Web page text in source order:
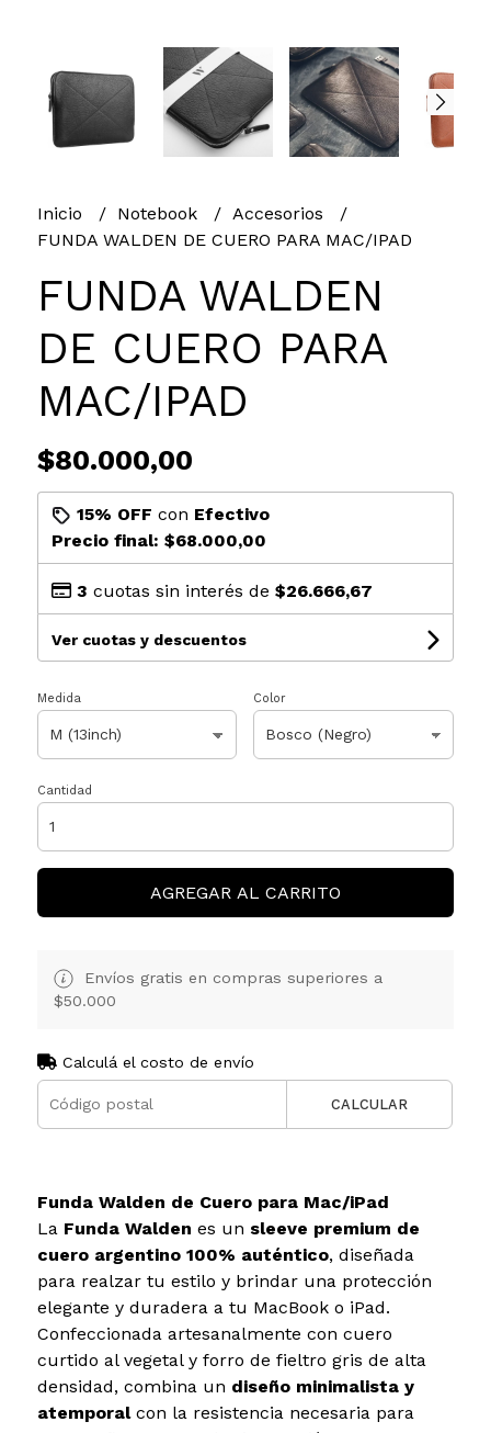
Inicio Notebook
Accesorios
FUNDA WALDEN DE CUERO PARA MAC/IPAD
FUNDA WALDEN
DE CUERO PARA
MAC/IPAD
$80.000,00
15% OFF con Efectivo
Precio final: $68.000,00
3 cuotas sin interés de $26.666,67
Ver cuotas y descuentos
Medida Color
Cantidad
AGREGAR AL CARRITO
Envíos gratis en compras superiores a
$50.000
Calculá el costo de envío
CALCULAR
Funda Walden de Cuero para Mac/iPad
La Funda Walden es un sleeve premium de
cuero argentino 100% auténtico, diseñada
para realzar tu estilo y brindar una protección
elegante y duradera a tu MacBook o iPad.
Confeccionada artesanalmente con cuero
curtido al vegetal y forro de fieltro gris de alta
densidad, combina un diseño minimalista y
atemporalcon la resistencia necesaria para